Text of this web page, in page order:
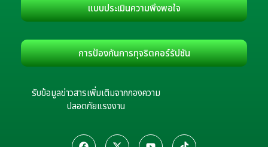
แบบประเมินความพึงพอใจ
การป้องกันการทุจริตคอร์รัปชัน
รับข้อมูลข่าวสารเพิ่มเติมจากกองความ
ปลอดภัยแรงงาน